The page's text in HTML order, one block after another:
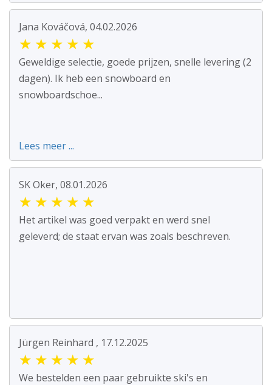
Jana Kováčová, 04.02.2026
★ ★ ★ ★ ★
Geweldige selectie, goede prijzen, snelle levering (2
dagen). Ik heb een snowboard en
snowboardschoe...
Lees meer ...
SK Oker, 08.01.2026
★ ★ ★ ★ ★
Het artikel was goed verpakt en werd snel
geleverd; de staat ervan was zoals beschreven.
Jürgen Reinhard , 17.12.2025
★ ★ ★ ★ ★
We bestelden een paar gebruikte ski's en